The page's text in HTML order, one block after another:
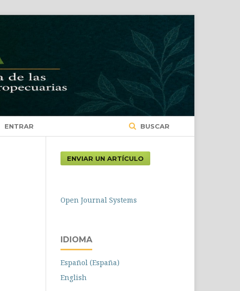
ENTRAR BUSCAR
ENVIAR UN ARTÍCULO
Open Journal Systems
IDIOMA
Español (España)
English